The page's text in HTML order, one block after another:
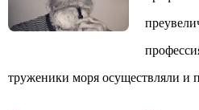
труженики моря осуществляли и